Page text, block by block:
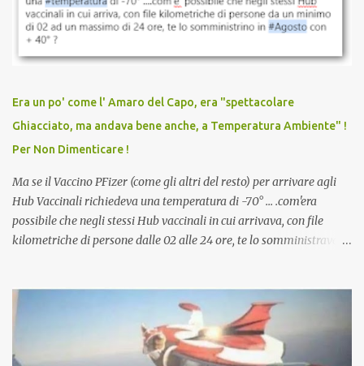
discriminazioni per coloro che non l’hanno fatto. Se non sei stato
vaccinato, nessuno aveva prima cercato di farti sentire una
persona cattiva. Non avevamo mai visto un vaccino che minacci le
vaccino usato per minacciare i mezzi di sussistenza, il lavoro o la
scuola. Non avevamo mai visto un vaccino che permettesse a un
dodicenne di ignorare il consenso dei genitori. Dopo tutti i vaccini
che abbiamo elencato sopra...
Era un po' come l' Amaro del Capo, era "spettacolare
Ghiacciato, ma andava bene anche, a Temperatura Ambiente" !
Per Non Dimenticare !
Ma se il Vaccino PFizer (come gli altri del resto) per arrivare agli
Hub Vaccinali richiedeva una temperatura di -70° ... .com'era
possibile che negli stessi Hub vaccinali in cui arrivava, con file
kilometriche di persone dalle 02 alle 24 ore, te lo somministravano
Vaccino come: l' Amaro del Capo, era "spettacolare Ghiacciato, ma
andava bene anche, a Temperatura Ambiente"! Riproponiamo
l'articolo per NON Dimenticare!